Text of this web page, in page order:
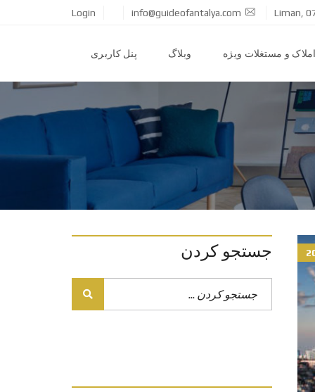
Liman,
info@guideofantalya.com
Login
و مستغلات ویژه وبلاگ پنل کاربری
جستجو کردن